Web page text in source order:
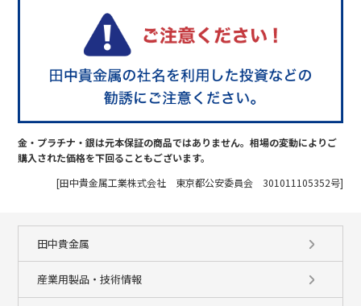
金・プラチナ・銀は元本保証の商品ではありません。相場の変動によりご
購入された価格を下回ることもございます。
[田中貴金属工業株式会社 東京都公安委員会 301011105352号]
田中貴金属
産業用製品・技術情報